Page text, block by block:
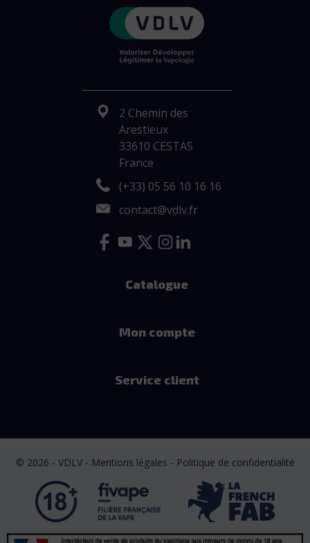
2 Chemin des
Arestieux
33610 CESTAS
France
(+33) 05 56 10 16 16
contact@vdlv.fr
Catalogue
Mon compte
Service client
© 2026 - VDLV - Mentions légales - Politique de confidentialité